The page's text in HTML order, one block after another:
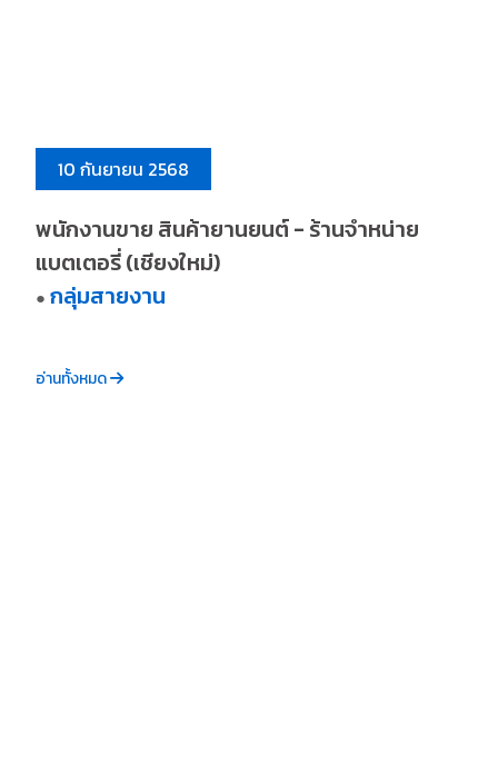
10 กันยายน 2568
พนักงานขาย สินค้ายานยนต์ - ร้านจำหน่าย
แบตเตอรี่ (เชียงใหม่)
● กลุ่มสายงาน
อ่านทั้งหมด